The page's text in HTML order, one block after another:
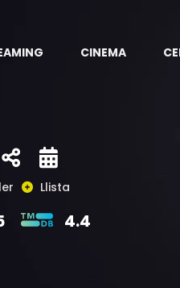
CINEMA
Llista
4.4